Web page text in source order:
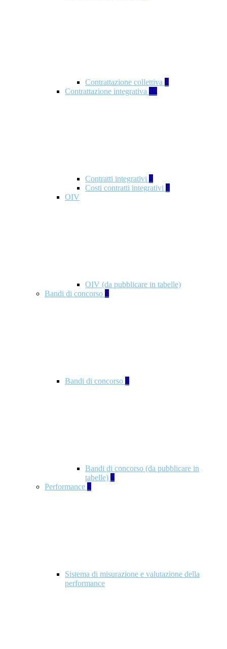
Contrattazione collettiva 2
Contrattazione integrativa 10
Contratti integrativi 3
Costi contratti integrativi 1
OIV
OIV (da pubblicare in tabelle)
Bandi di concorso 2
Bandi di concorso 2
Bandi di concorso (da pubblicare in
tabelle) 2
Performance 5
Sistema di misurazione e valutazione della
performance